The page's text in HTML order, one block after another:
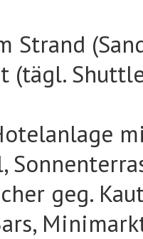
Strand
(tägl.
geg.